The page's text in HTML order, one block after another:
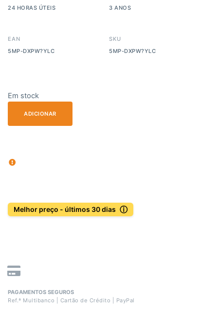
24 HORAS ÚTEIS
3 ANOS
EAN
5MP-DXPW?YLC
SKU
5MP-DXPW?YLC
Em stock
ADICIONAR
Melhor preço - últimos 30 dias ⓘ
PAGAMENTOS SEGUROS
Ref.ª Multibanco | Cartão de Crédito | PayPal